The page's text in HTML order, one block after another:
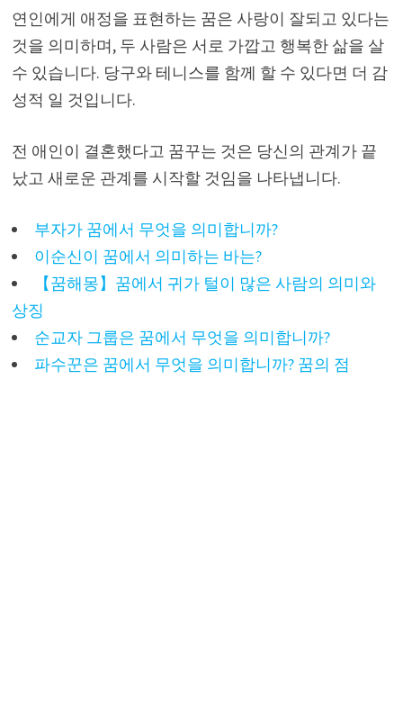
연인에게 애정을 표현하는 꿈은 사랑이 잘되고 있다는
것을 의미하며, 두 사람은 서로 가깝고 행복한 삶을 살
수 있습니다. 당구와 테니스를 함께 할 수 있다면 더 감
성적 일 것입니다.
전 애인이 결혼했다고 꿈꾸는 것은 당신의 관계가 끝
났고 새로운 관계를 시작할 것임을 나타냅니다.
부자가 꿈에서 무엇을 의미합니까?
이순신이 꿈에서 의미하는 바는?
【꿈해몽】꿈에서 귀가 털이 많은 사람의 의미와
상징
순교자 그룹은 꿈에서 무엇을 의미합니까?
파수꾼은 꿈에서 무엇을 의미합니까? 꿈의 점